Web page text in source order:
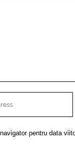
pentru data